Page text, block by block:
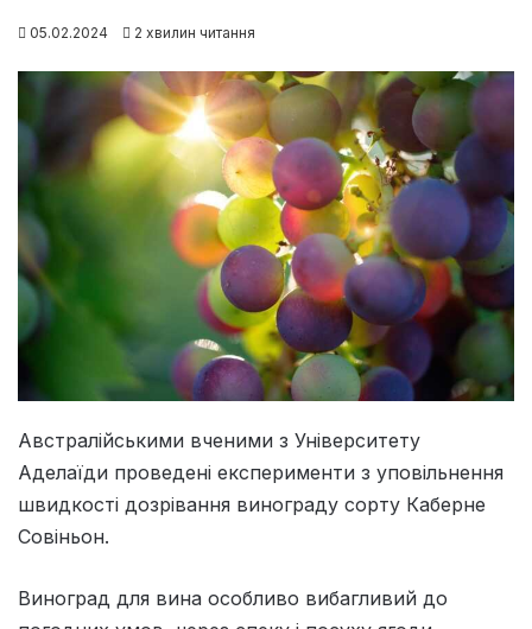
05.02.2024 2 хвилин читання
Австралійськими вченими з Університету
Аделаїди проведені експерименти з уповільнення
швидкості дозрівання винограду сорту Каберне
Совіньон.
Виноград для вина особливо вибагливий до